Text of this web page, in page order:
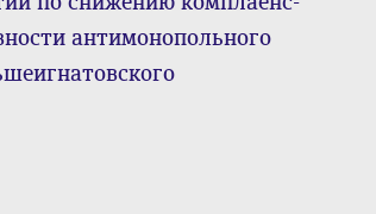
антимонопольного